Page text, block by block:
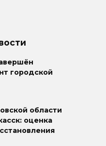
городской
области
оценка